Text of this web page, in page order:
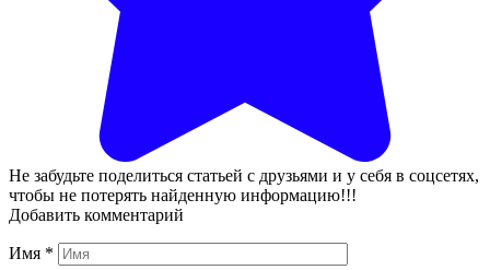
Не забудьте поделиться статьей с друзьями и у себя в соцсетях,
чтобы не потерять найденную информацию!!!
Добавить комментарий
Имя *